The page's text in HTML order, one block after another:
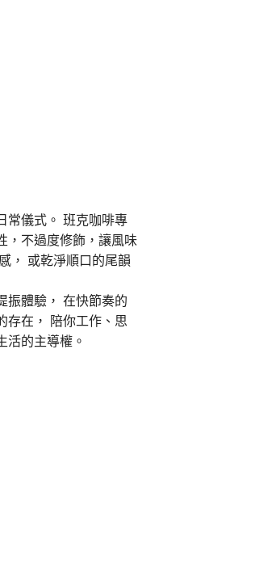
常儀式。 班克咖啡專
，不過度修飾，讓風味
， 或乾淨順口的尾韻
振體驗， 在快節奏的
存在， 陪你工作、思
活的主導權。